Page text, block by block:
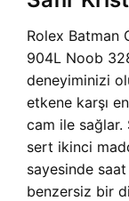
Rolex Batman
904L Noob
deneyiminizi
etkene karşı
cam ile sağlar.
sert ikinci
sayesinde
benzersiz bir